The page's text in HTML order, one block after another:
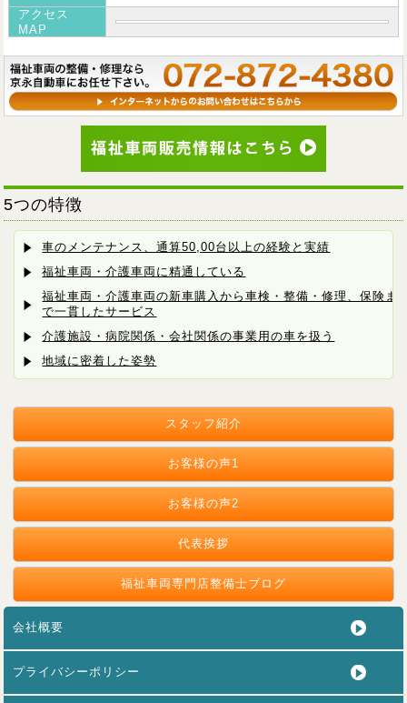
アクセス
MAP
5つの特徴
車のメンテナンス、通算50,00台以上の経験と実績
福祉車両・介護車両に精通している
福祉車両・介護車両の新車購入から車検・整備・修理、保険ま
で一貫したサービス
介護施設・病院関係・会社関係の事業用の車を扱う
地域に密着した姿勢
スタッフ紹介
お客様の声1
お客様の声2
代表挨拶
福祉車両専門店整備士ブログ
会社概要
プライバシーポリシー